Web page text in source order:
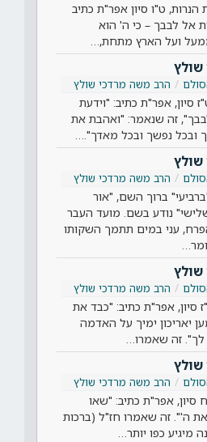
ט"ו סיון אפר"ת כתיב
אל לבבך – כי ה' הוא
ועל הארץ מתחת,…
שולץ
הרב משה מרדכי שולץ
סיון, אפר"ת כתיב: "וידעת
זה שנאמר: "ואהבת את
ובכל נפשך ובכל מאדך".…
שולץ
הרב משה מרדכי שולץ
ברוך השם, "אור
נודע בשם. מועד העבר
עני במים תתמך השקותו
שולץ
הרב משה מרדכי שולץ
סיון, אפר"ת כתיב: "כבד את
יאריכון ימיך על האדמה
זה שאמרו…
שולץ
הרב משה מרדכי שולץ
סיון, אפר"ת כתיב: "שאו
את ה'". זה שאמרו חז"ל (ברכות
מיגיע כפו יותר…